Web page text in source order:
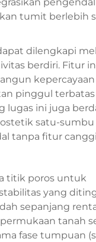
tumit berlebih
dilengkapi
berdiri. Fitur
pinggul terbatas
lugas ini juga
satu-sumbu
tanpa fitur
titik poros untuk
yang
sepanjang
tanah
fase tumpuan